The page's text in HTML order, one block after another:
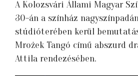
A Kolozsvári Állami Magyar
30-án a színház
stúdióterében kerül
Mrożek Tangó című abszurd
Attila rendezésében.